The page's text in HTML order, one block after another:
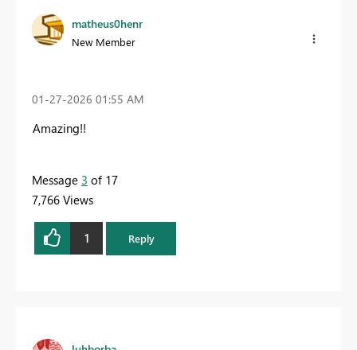
matheus0henr
New Member
‎01-27-2026 01:55 AM
Amazing!!
Message 3 of 17
7,766 Views
1 Reply